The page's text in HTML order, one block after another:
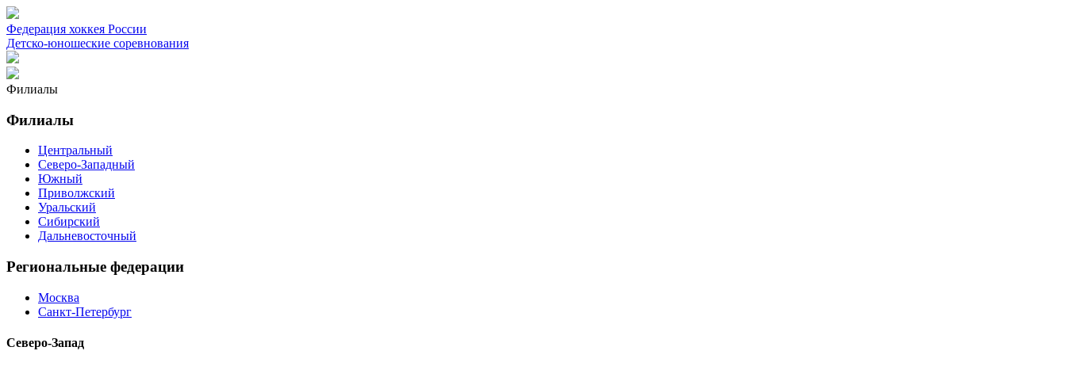
Федерация хоккея России
Детско-юношеские соревнования
Филиалы
Филиалы
Центральный
Северо-Западный
Южный
Приволжский
Уральский
Сибирский
Дальневосточный
Региональные федерации
Москва
Санкт-Петербург
Северо-Запад